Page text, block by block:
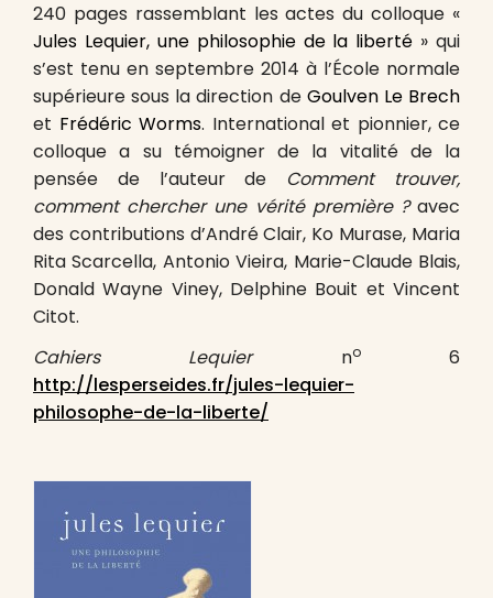
240 pages rassemblant les actes du colloque «
Jules Lequier, une philosophie de la liberté » qui
s’est tenu en septembre 2014 à l’École normale
supérieure sous la direction de Goulven Le Brech
et Frédéric Worms. International et pionnier, ce
colloque a su témoigner de la vitalité de la
pensée de l’auteur de Comment trouver,
comment chercher une vérité première ?avec
des contributions d’André Clair, Ko Murase, Maria
Rita Scarcella, Antonio Vieira, Marie-Claude Blais,
Donald Wayne Viney, Delphine Bouit et Vincent
Citot.
Cahiers Lequierno6
http://lesperseides.fr/jules-lequier-
philosophe-de-la-liberte/